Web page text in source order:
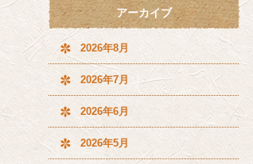
アーカイブ
2026年8月
2026年7月
2026年6月
2026年5月